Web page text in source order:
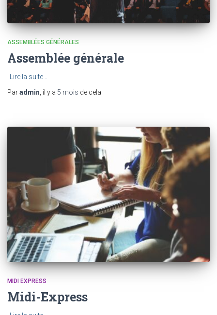
ASSEMBLÉES GÉNÉRALES
Assemblée générale
Lire la suite…
Paradmin , il y a 5 mois de cela
MIDI EXPRESS
Midi-Express